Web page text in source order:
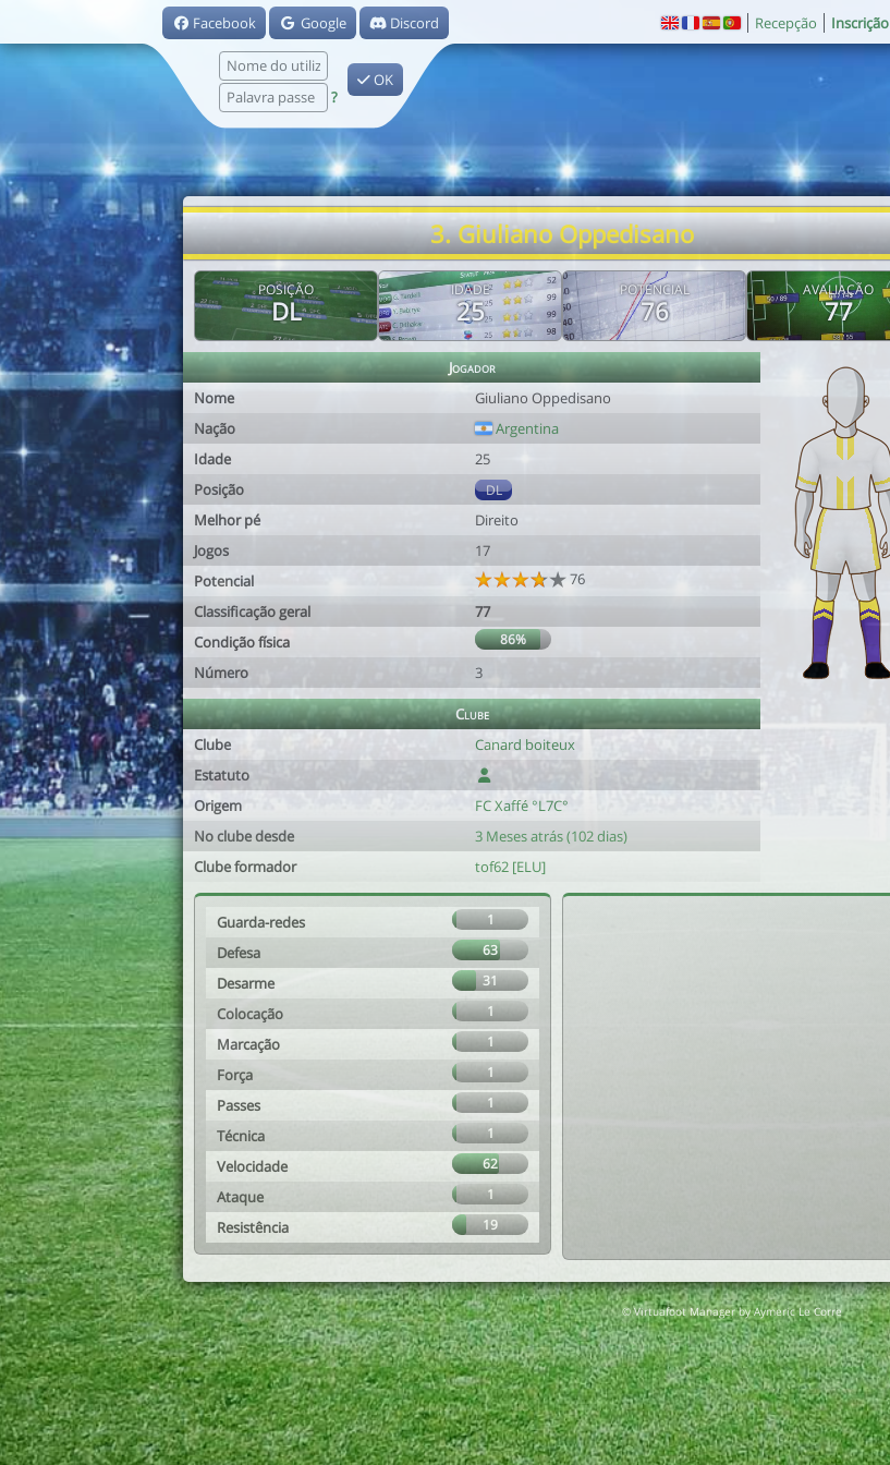
Facebook Google Discord
?
OK
Recepção Inscrição
3. Giuliano Oppedisano
POSIÇÃO
DL
IDADE
25
POTENCIAL
76
AVALIAÇÃO
77
Jogador
Nome
Giuliano Oppedisano
Nação
Argentina
Idade
25
Posição
DL
Melhor pé
Direito
Jogos
17
Potencial
76
Classificação geral
77
Condição física
86%
Número 3
Clube
Clube
Canard boiteux
Estatuto
Origem
FC Xaffé °L7C°
No clube desde
3 Meses atrás (102 dias)
Clube formador
tof62 [ELU]
Guarda-redes 1
Defesa 63
Desarme 31
Colocação 1
Marcação 1
Força 1
Passes 1
Técnica 1
Velocidade 62
Ataque 1
Resistência 19
© Virtuafoot Manager by Aymeric Le Corre